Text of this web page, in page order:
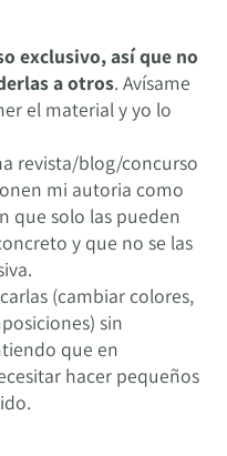
exclusivo, así que no
a otros. Avísame
el material y yo lo
revista/blog/concurso
mi autoria como
que solo las pueden
y que no se las
(cambiar colores,
sin
que en
hacer pequeños